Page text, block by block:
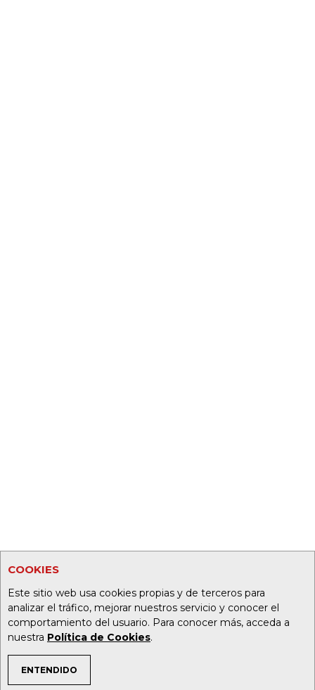
COOKIES
Este sitio web usa cookies propias y de terceros para
analizar el tráfico, mejorar nuestros servicio y conocer el
comportamiento del usuario. Para conocer más, acceda a
nuestra Política de Cookies.
ENTENDIDO
TEMAS DE INTERÉS